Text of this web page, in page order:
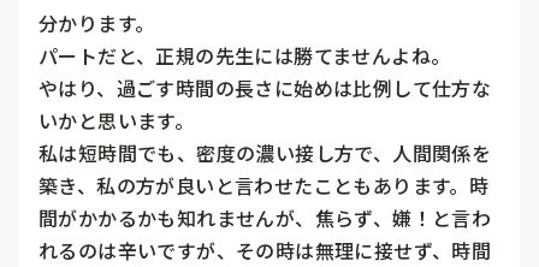
分かります。
パートだと、正規の先生には勝てませんよね。
やはり、過ごす時間の長さに始めは比例して仕方な
いかと思います。
私は短時間でも、密度の濃い接し方で、人間関係を
築き、私の方が良いと言わせたこともあります。時
間がかかるかも知れませんが、焦らず、嫌！と言わ
れるのは辛いですが、その時は無理に接せず、時間